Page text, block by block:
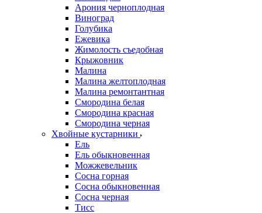
Арония черноплодная
Виноград
Голубика
Ежевика
Жимолость съедобная
Крыжовник
Малина
Малина желтоплодная
Малина ремонтантная
Смородина белая
Смородина красная
Смородина черная
Хвойные кустарники
Ель
Ель обыкновенная
Можжевельник
Сосна горная
Сосна обыкновенная
Сосна черная
Тисс